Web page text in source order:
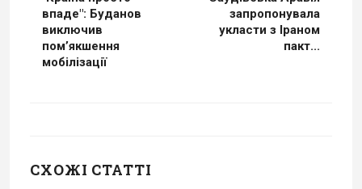
впаде": Буданов
виключив
помʼякшення
мобілізації
запропонувала
укласти з Іраном
пакт...
СХОЖІ СТАТТІ